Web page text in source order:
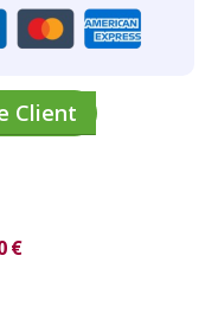
Client
€